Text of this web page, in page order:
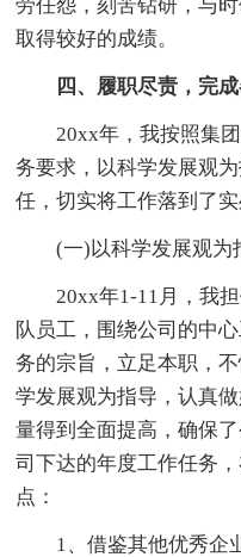
劳任怨，刻苦钻研，与
取得较好的成绩。
四、履职尽责，完
20xx年，我按照集
务要求，以科学发展观
任，切实将工作落到了
(一)以科学发展观为
20xx年1-11月，我
队员工，围绕公司的中
务的宗旨，立足本职，
学发展观为指导，认真
量得到全面提高，确保
司下达的年度工作任务
点：
1、借鉴其他优秀企